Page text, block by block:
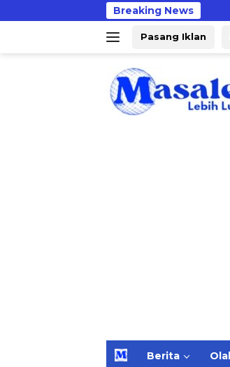
ke
Breaking News
Pasang Iklan
H
Berita